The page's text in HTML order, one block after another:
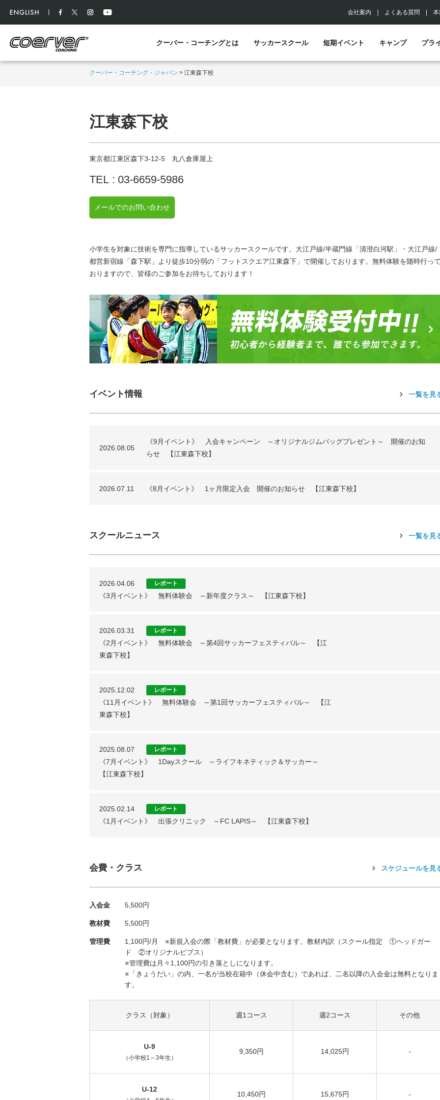
会社案内 よくある質問
クーバー・コーチングとは サッカースクール 短期イベント キャンプ プラ
クーバー・コーチング・ジャパン > 江東森下校
江東森下校
東京都江東区森下3-12-5 丸八倉庫屋上
TEL : 03-6659-5986
メールでのお問い合わせ
小学生を対象に技術を専門に指導しているサッカースクールです。大江戸線/半蔵門線「清澄白河駅」・大江戸線/
都営新宿線「森下駅」より徒歩10分弱の「フットスクエア江東森下」で開催しております。無料体験を随時行っ
おりますので、皆様のご参加をお待ちしております！
イベント情報 一覧を見
2026.08.05
《9月イベント》 入会キャンペーン ～オリジナルジムバッグプレゼント～ 開催のお知
らせ 【江東森下校】
2026.07.11 《8月イベント》 1ヶ月限定入会 開催のお知らせ 【江東森下校】
スクールニュース 一覧を見
2026.04.06 レポート
《3月イベント》 無料体験会 ～新年度クラス～ 【江東森下校】
2026.03.31 レポート
《2月イベント》 無料体験会 ～第4回サッカーフェスティバル～ 【江
東森下校】
2025.12.02 レポート
《11月イベント》 無料体験会 ～第1回サッカーフェスティバル～ 【江
東森下校】
2025.08.07 レポート
《7月イベント》 1Dayスクール ～ライフキネティック＆サッカー～
【江東森下校】
2025.02.14 レポート
《1月イベント》 出張クリニック ～FC LAPIS～ 【江東森下校】
会費・クラス スケジュールを見
入会金 5,500円
教材費 5,500円
管理費
1,100円/月 ※新規入会の際「教材費」が必要となります。教材内訳（スクール指定 ①ヘッドガー
ド ②オリジナルビブス）
※管理費は月々1,100円の引き落としになります。
※「きょうだい」の内、一名が当校在籍中（休会中含む）であれば、二名以降の入会金は無料となりま
す。
クラス（対象） 週1コース 週2コース その他
U-9
（小学校1～3年生）
9,350円 14,025円 -
U-12
10,450円 15,675円 -